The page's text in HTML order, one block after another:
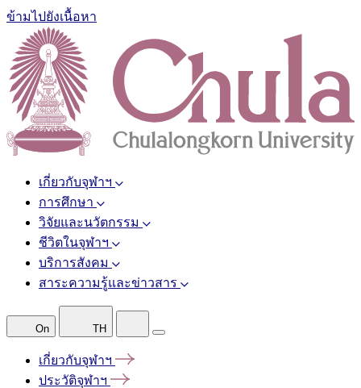
ข้ามไปยังเนื้อหา
เกี่ยวกับจุฬาฯ
การศึกษา
วิจัยและนวัตกรรม
ชีวิตในจุฬาฯ
บริการสังคม
สาระความรู้และข่าวสาร
On TH
เกี่ยวกับจุฬาฯ
ประวัติจุฬาฯ